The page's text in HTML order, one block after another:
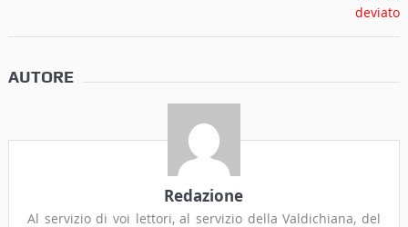
AUTORE
Redazione
Al servizio di voi lettori, al servizio della Valdichiana, del